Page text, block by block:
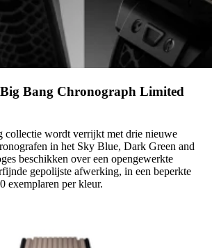
Bang Chronograph Limited
collectie wordt verrijkt met drie nieuwe
in het Sky Blue, Dark Green and
beschikken over een opengewerkte
gepolijste afwerking, in een beperkte
exemplaren per kleur.